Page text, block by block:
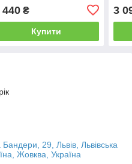
440₴
Купити
3
29, Львів, Львівська
Жовква, Україна